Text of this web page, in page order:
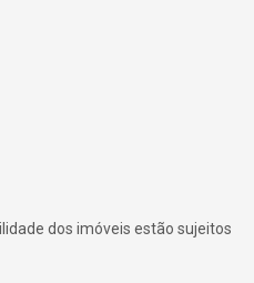
dos imóveis estão sujeitos